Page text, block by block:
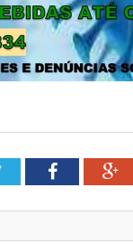
TwitterFacebook